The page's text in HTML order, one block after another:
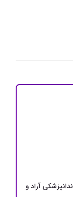
آزاد و دولتی +